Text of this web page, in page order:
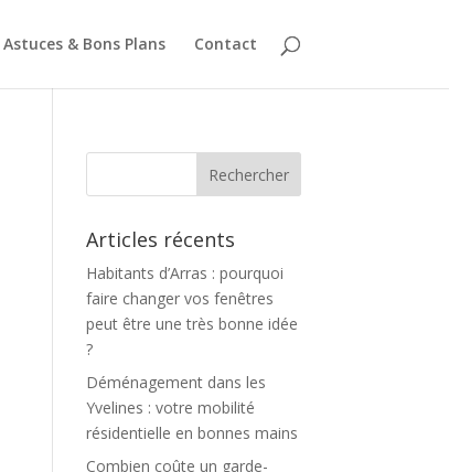
Astuces & Bons Plans Contact
Articles récents
Habitants d’Arras : pourquoi
faire changer vos fenêtres
peut être une très bonne idée
?
Déménagement dans les
Yvelines : votre mobilité
résidentielle en bonnes mains
Combien coûte un garde-